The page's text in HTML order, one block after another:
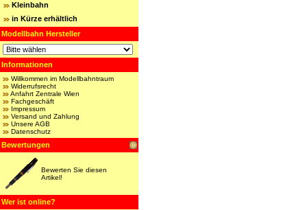
Kleinbahn
in Kürze erhältlich
Modellbahn Hersteller
Informationen
Willkommen im Modellbahntraum
Widerrufsrecht
Anfahrt Zentrale Wien
Fachgeschäft
Impressum
Versand und Zahlung
Unsere AGB
Datenschutz
Bewertungen
Bewerten Sie diesen
Artikel!
Wer ist online?